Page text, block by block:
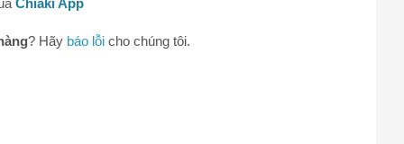
Chiaki App
? Hãy báo lỗi cho chúng tôi.